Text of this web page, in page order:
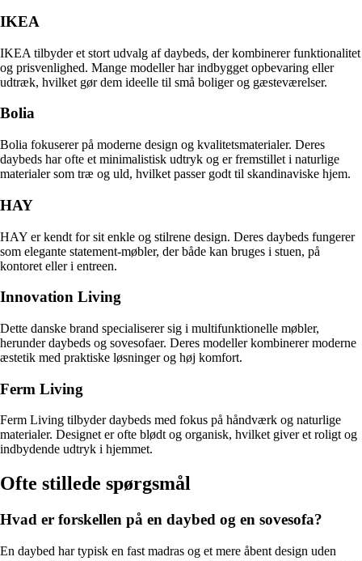
IKEA
IKEA tilbyder et stort udvalg af daybeds, der kombinerer funktionalitet
og prisvenlighed. Mange modeller har indbygget opbevaring eller
udtræk, hvilket gør dem ideelle til små boliger og gæsteværelser.
Bolia
Bolia fokuserer på moderne design og kvalitetsmaterialer. Deres
daybeds har ofte et minimalistisk udtryk og er fremstillet i naturlige
materialer som træ og uld, hvilket passer godt til skandinaviske hjem.
HAY
HAY er kendt for sit enkle og stilrene design. Deres daybeds fungerer
som elegante statement-møbler, der både kan bruges i stuen, på
kontoret eller i entreen.
Innovation Living
Dette danske brand specialiserer sig i multifunktionelle møbler,
herunder daybeds og sovesofaer. Deres modeller kombinerer moderne
æstetik med praktiske løsninger og høj komfort.
Ferm Living
Ferm Living tilbyder daybeds med fokus på håndværk og naturlige
materialer. Designet er ofte blødt og organisk, hvilket giver et roligt og
indbydende udtryk i hjemmet.
Ofte stillede spørgsmål
Hvad er forskellen på en daybed og en sovesofa?
En daybed har typisk en fast madras og et mere åbent design uden